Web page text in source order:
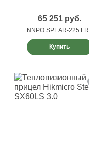
65 251 руб.
NNPO SPEAR-225
Купить